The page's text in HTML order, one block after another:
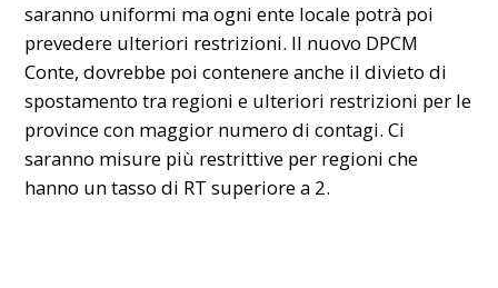
saranno uniformi ma ogni ente locale potrà poi
prevedere ulteriori restrizioni. Il nuovo DPCM
Conte, dovrebbe poi contenere anche il divieto di
spostamento tra regioni e ulteriori restrizioni per le
province con maggior numero di contagi. Ci
saranno misure più restrittive per regioni che
hanno un tasso di RT superiore a 2.